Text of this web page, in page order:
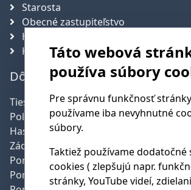
Starosta
Obecné zastupiteľstvo
Hlavný kontrolór obce
Komisie
Dôležité telefónne čísla
Tiesňová linka:112
Polícia:
158
Hasičská služba:
Záchranná služba:
155
Poruchy SSE: 0800 159 000
Poruchy SPP: 0850 111 727
Táto webová
používa súbory
Pre správnu funkčnosť
používame iba nevyhnutné
súbory.
Taktiež používame dodatočné
cookies ( zlepšujú napr.
stránky, YouTube videí,